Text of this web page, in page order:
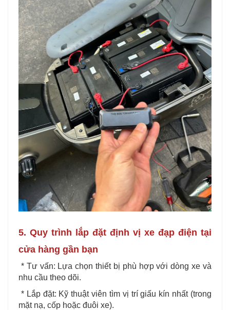
5. Quy trình lắp đặt định vị xe đạp điện tại
cửa hàng gần bạn
* Tư vấn: Lựa chọn thiết bị phù hợp với dòng xe và
nhu cầu theo dõi.
* Lắp đặt: Kỹ thuật viên tìm vị trí giấu kín nhất (trong
mặt nạ, cốp hoặc đuôi xe).